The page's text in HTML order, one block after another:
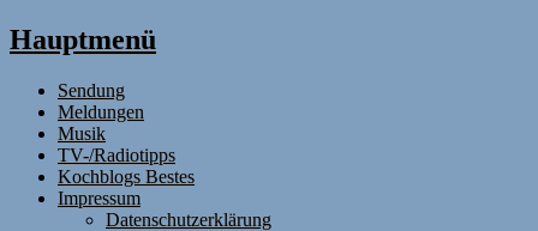
Hauptmenü
Zum
Inhalt
springen
Sendung
Meldungen
Musik
TV-/Radiotipps
Kochblogs Bestes
Impressum
Datenschutzerklärung